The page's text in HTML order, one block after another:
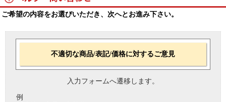
ご希望の内容をお選びいただき、次へとお進み下さい。
不適切な商品/表記/価格に対するご意見
入力フォームへ遷移します。
例